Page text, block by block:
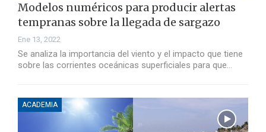
Modelos numéricos para producir alertas
tempranas sobre la llegada de sargazo
Ene 13, 2022
Se analiza la importancia del viento y el impacto que tiene
sobre las corrientes oceánicas superficiales para que…
ACADEMIA